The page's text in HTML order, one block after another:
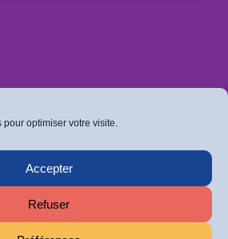
pour optimiser votre visite.
Accepter
Refuser
nous sur Facebook
Mentions légales